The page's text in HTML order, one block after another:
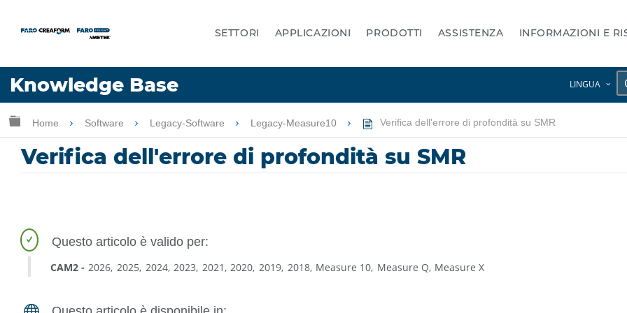
SETTORI APPLICAZIONI PRODOTTI ASSISTENZA INFORMAZIONI E
Knowledge Base LINGUA
Lingua
Ingrandisci/riduci gerarchia globale
Home Software Legacy-Software Legacy-Measure10 Verifica dell'errore di profondità su SMR
Verifica dell'errore di profondità su SMR
CAM2 2026 2025 2024 2023 2021 2020 2019 2018 Measure 10 Measure Q Measure X